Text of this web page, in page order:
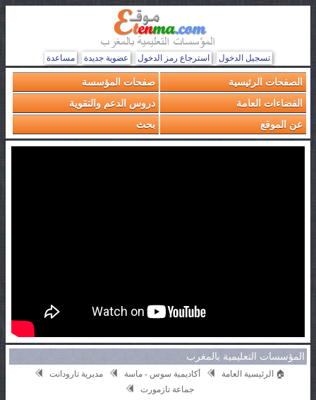
تسجيل الدخول استرجاع رمز الدخول عضوية جديدة مساعدة
الصفحات الرئيسية
صفحات المؤسسة
الفضاءات العامة
دروس الدعم والتقوية
عن الموقع
بحث
المؤسسات التعليمية بالمغرب
🏠 الرئيسية العامة أكاديمية سوس - ماسة
مديرية تارودانت
جماعة تازمورت